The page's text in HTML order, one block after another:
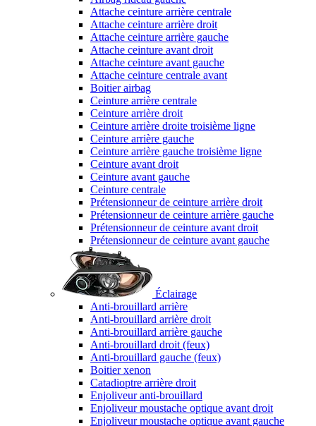
Attache ceinture arrière centrale
Attache ceinture arrière droit
Attache ceinture arrière gauche
Attache ceinture avant droit
Attache ceinture avant gauche
Attache ceinture centrale avant
Boitier airbag
Ceinture arrière centrale
Ceinture arrière droit
Ceinture arrière droite troisième ligne
Ceinture arrière gauche
Ceinture arrière gauche troisième ligne
Ceinture avant droit
Ceinture avant gauche
Ceinture centrale
Prétensionneur de ceinture arrière droit
Prétensionneur de ceinture arrière gauche
Prétensionneur de ceinture avant droit
Prétensionneur de ceinture avant gauche
Éclairage
Anti-brouillard arrière
Anti-brouillard arrière droit
Anti-brouillard arrière gauche
Anti-brouillard droit (feux)
Anti-brouillard gauche (feux)
Boitier xenon
Catadioptre arrière droit
Enjoliveur anti-brouillard
Enjoliveur moustache optique avant droit
Enjoliveur moustache optique avant gauche